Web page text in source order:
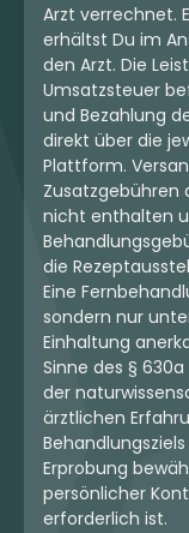
Arzt verrechnet.
erhältst Du im
den Arzt. Die
Umsatzsteuer
und Bezahlung
direkt über die
Plattform.
Zusatzgebühren
nicht enthalten
die
Eine
sondern nur
Einhaltung
Sinne des §
der
ärztlichen
Erprobung
persönlicher
erforderlich ist.